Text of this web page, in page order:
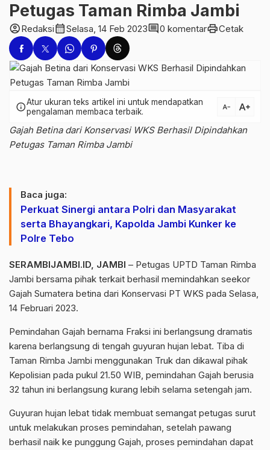
Petugas Taman Rimba Jambi
account_circleRedaksicalendar_monthSelasa, 14 Feb 2023comment0 komentarprintCetak
infoAtur ukuran teks artikel ini untuk mendapatkan
pengalaman membaca terbaik.
text_decrease text_increase
Gajah Betina dari Konservasi WKS Berhasil Dipindahkan
Petugas Taman Rimba Jambi
Baca juga:
Perkuat Sinergi antara Polri dan Masyarakat
serta Bhayangkari, Kapolda Jambi Kunker ke
Polre Tebo
SERAMBIJAMBI.ID, JAMBI – Petugas UPTD Taman Rimba
Jambi bersama pihak terkait berhasil memindahkan seekor
Gajah Sumatera betina dari Konservasi PT WKS pada Selasa,
14 Februari 2023.
Pemindahan Gajah bernama Fraksi ini berlangsung dramatis
karena berlangsung di tengah guyuran hujan lebat. Tiba di
Taman Rimba Jambi menggunakan Truk dan dikawal pihak
Kepolisian pada pukul 21.50 WIB, pemindahan Gajah berusia
32 tahun ini berlangsung kurang lebih selama setengah jam.
Guyuran hujan lebat tidak membuat semangat petugas surut
untuk melakukan proses pemindahan, setelah pawang
berhasil naik ke punggung Gajah, proses pemindahan dapat